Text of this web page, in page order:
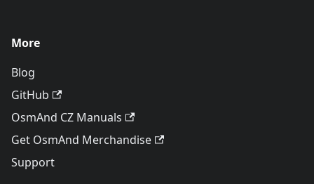
More
Blog
GitHub
OsmAnd CZ Manuals
Get OsmAnd Merchandise
Support